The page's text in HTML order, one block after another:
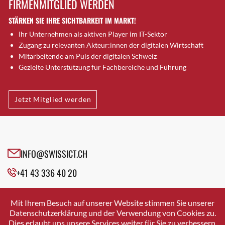
Brugg AG
Brütten
Bubendorf
Bubikon
Buchs (SG)
Bäretswil
Bülach
Cazis
Crissier
Davos Platz
Dierikon
Dietikon
FIRMENMITGLIED WERDEN
STÄRKEN SIE IHRE SICHTBARKEIT IM MARKT!
Ihr Unternehmen als aktiven Player im IT-Sektor
Zugang zu relevanten Akteur:innen der digitalen Wirtschaft
Mitarbeitende am Puls der digitalen Schweiz
Gezielte Unterstützung für Fachbereiche und Führung
Jetzt Mitglied werden
INFO@SWISSICT.CH
+41 43 336 40 20
SWISSICT
VULKANSTRASSE 120
8048 ZURICH
Mit Ihrem Besuch auf unserer Website stimmen Sie unserer
Datenschutzerklärung und der Verwendung von Cookies zu.
Dies erlaubt uns unsere Services weiter für Sie zu verbessern.